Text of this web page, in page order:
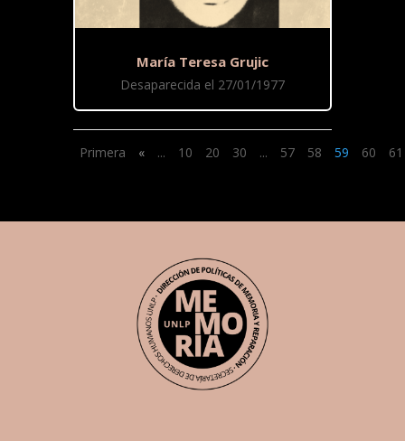
María Teresa Grujic
Desaparecida el 27/01/1977
Primera « ... 10 20 30 ... 57 58 59 60 61